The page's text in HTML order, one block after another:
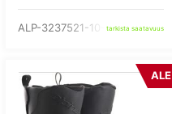
ALP-3237521-10- tarkista saatavuus
ALE